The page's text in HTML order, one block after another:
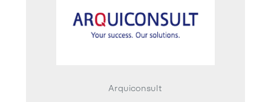
Arquiconsult